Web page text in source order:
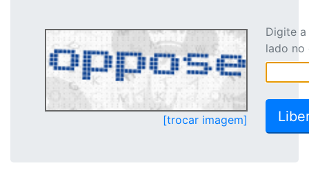
[trocar imagem]
Digite
lado no